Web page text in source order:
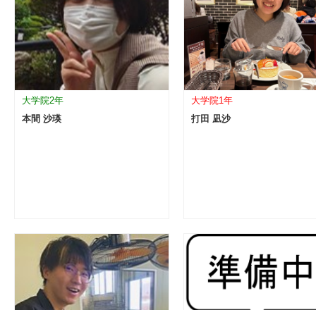
大学院2年
本間 沙瑛
大学院1年
打田 凪沙